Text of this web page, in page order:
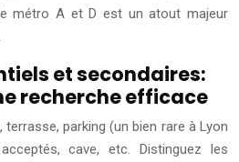
métro A et D est un atout majeur
et secondaires:
recherche efficace
parking (un bien rare à Lyon
cave, etc. Distinguez les